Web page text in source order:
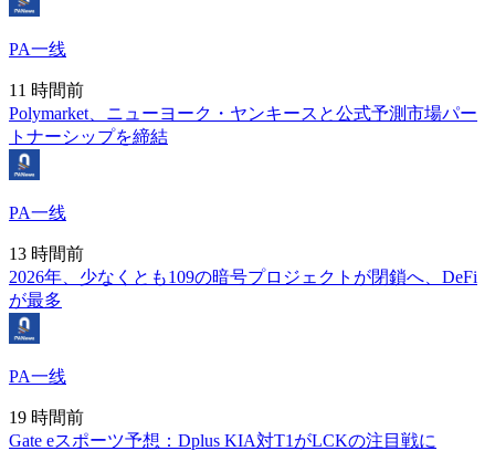
PA一线
11 時間前
Polymarket、ニューヨーク・ヤンキースと公式予測市場パー
トナーシップを締結
PA一线
13 時間前
2026年、少なくとも109の暗号プロジェクトが閉鎖へ、DeFi
が最多
PA一线
19 時間前
Gate eスポーツ予想：Dplus KIA対T1がLCKの注目戦に